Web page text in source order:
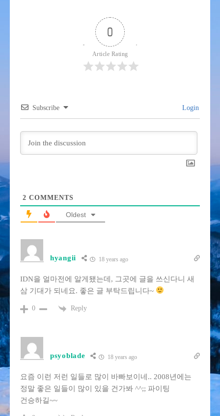
0
Article Rating
Subscribe Login
2 COMMENTS
Oldest
hyangii 18 years ago
IDN을 얼마전에 알게됐는데, 그곳에 글을 쓰신다니 새
삼 기대가 되네요. 좋은 글 부탁드립니다~
0 Reply
psyoblade 18 years ago
요즘 이런 저런 일들로 많이 바빠보이네.. 2008년에는
정말 좋은 일들이 많이 있을 건가봐 ^^;; 파이팅
건승하길~~